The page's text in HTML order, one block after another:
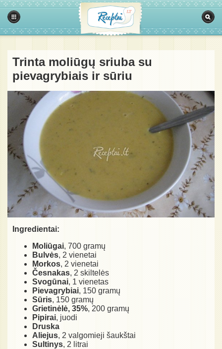
Trinta moliūgų sriuba su
pievagrybiais ir sūriu
Ingredientai:
Moliūgai, 700 gramų
Bulvės, 2 vienetai
Morkos, 2 vienetai
Česnakas, 2 skiltelės
Svogūnai, 1 vienetas
Pievagrybiai, 150 gramų
Sūris, 150 gramų
Grietinėlė, 35%, 200 gramų
Pipirai, juodi
Druska
Aliejus, 2 valgomieji šaukštai
Sultinys, 2 litrai